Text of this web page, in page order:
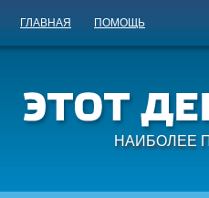
ГЛАВНАЯ ПОМОЩЬ
НАИБОЛЕЕ